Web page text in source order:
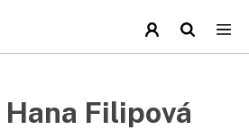
Hana Filipová